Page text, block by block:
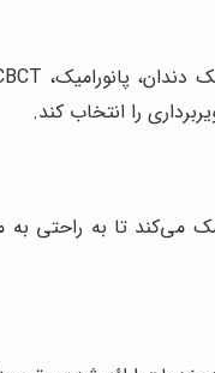
را انتخاب کند.
می‌کند تا به راحتی به